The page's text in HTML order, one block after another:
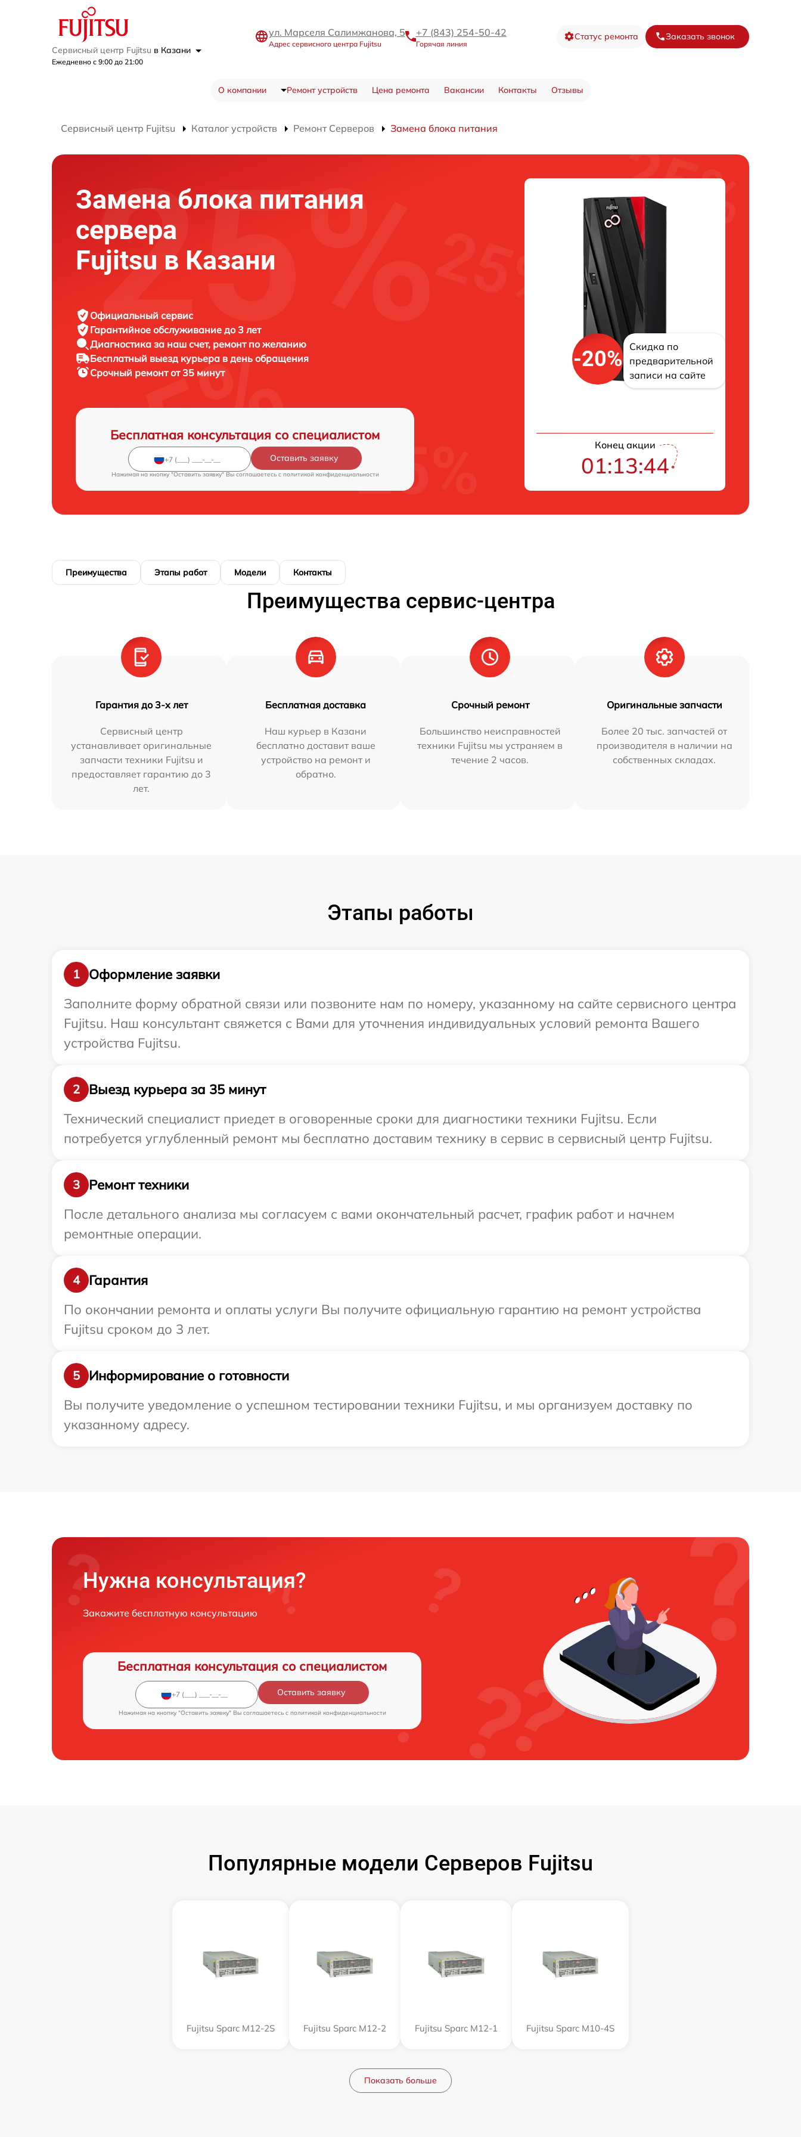
Сервисный центр Fujitsu в Казани
Ежедневно с 9:00 до 21:00
ул. Марселя Салимжанова, 5
Адрес сервисного центра Fujitsu
+7 (843) 254-50-42
Горячая линия
Статус ремонта Заказать звонок
О компании Ремонт устройств Цена ремонта Вакансии Контакты Отзывы
Сервисный центр Fujitsu Каталог устройств Ремонт Серверов Замена блока питания
Замена блока питания
сервера
Fujitsu в Казани
Официальный сервис
Гарантийное обслуживание до 3 лет
Диагностика за наш счет, ремонт по желанию
Бесплатный выезд курьера в день обращения
Срочный ремонтот 35 минут
Бесплатная консультация со специалистом
Оставить заявку
Нажимая на кнопку "Оставить заявку" Вы соглашаетесь c политикой конфиденциальности
-20%
Скидка по
предварительной
записи на сайте
Конец акции
01:13:43
Преимущества Этапы работ Модели Контакты
Преимущества сервис-центра
Гарантия до 3-х лет
Сервисный центр
устанавливает оригинальные
запчасти техники Fujitsu и
предоставляет гарантию до 3
лет.
Бесплатная доставка
Наш курьер в Казани
бесплатно доставит ваше
устройство на ремонт и
обратно.
Срочный ремонт
Большинство неисправностей
техники Fujitsu мы устраняем в
течение 2 часов.
Оригинальные запчасти
Более 20 тыс. запчастей от
производителя в наличии на
собственных складах.
Этапы работы
1
Оформление заявки
Заполните форму обратной связи или позвоните нам по номеру, указанному на сайте сервисного центра
Fujitsu. Наш консультант свяжется с Вами для уточнения индивидуальных условий ремонта Вашего
устройства Fujitsu.
2
Выезд курьера за 35 минут
Технический специалист приедет в оговоренные сроки для диагностики техники Fujitsu. Если
потребуется углубленный ремонт мы бесплатно доставим технику в сервис в сервисный центр Fujitsu.
3
Ремонт техники
После детального анализа мы согласуем с вами окончательный расчет, график работ и начнем
ремонтные операции.
4
Гарантия
По окончании ремонта и оплаты услуги Вы получите официальную гарантию на ремонт устройства
Fujitsu сроком до 3 лет.
5
Информирование о готовности
Вы получите уведомление о успешном тестировании техники Fujitsu, и мы организуем доставку по
указанному адресу.
Нужна консультация?
Закажите бесплатную консультацию
Бесплатная консультация со специалистом
Оставить заявку
Нажимая на кнопку "Оставить заявку" Вы соглашаетесь c политикой конфиденциальности
Популярные модели Серверов Fujitsu
Fujitsu Sparc M12-2S Fujitsu Sparc M12-2 Fujitsu Sparc M12-1 Fujitsu Sparc M10-4S
Показать больше